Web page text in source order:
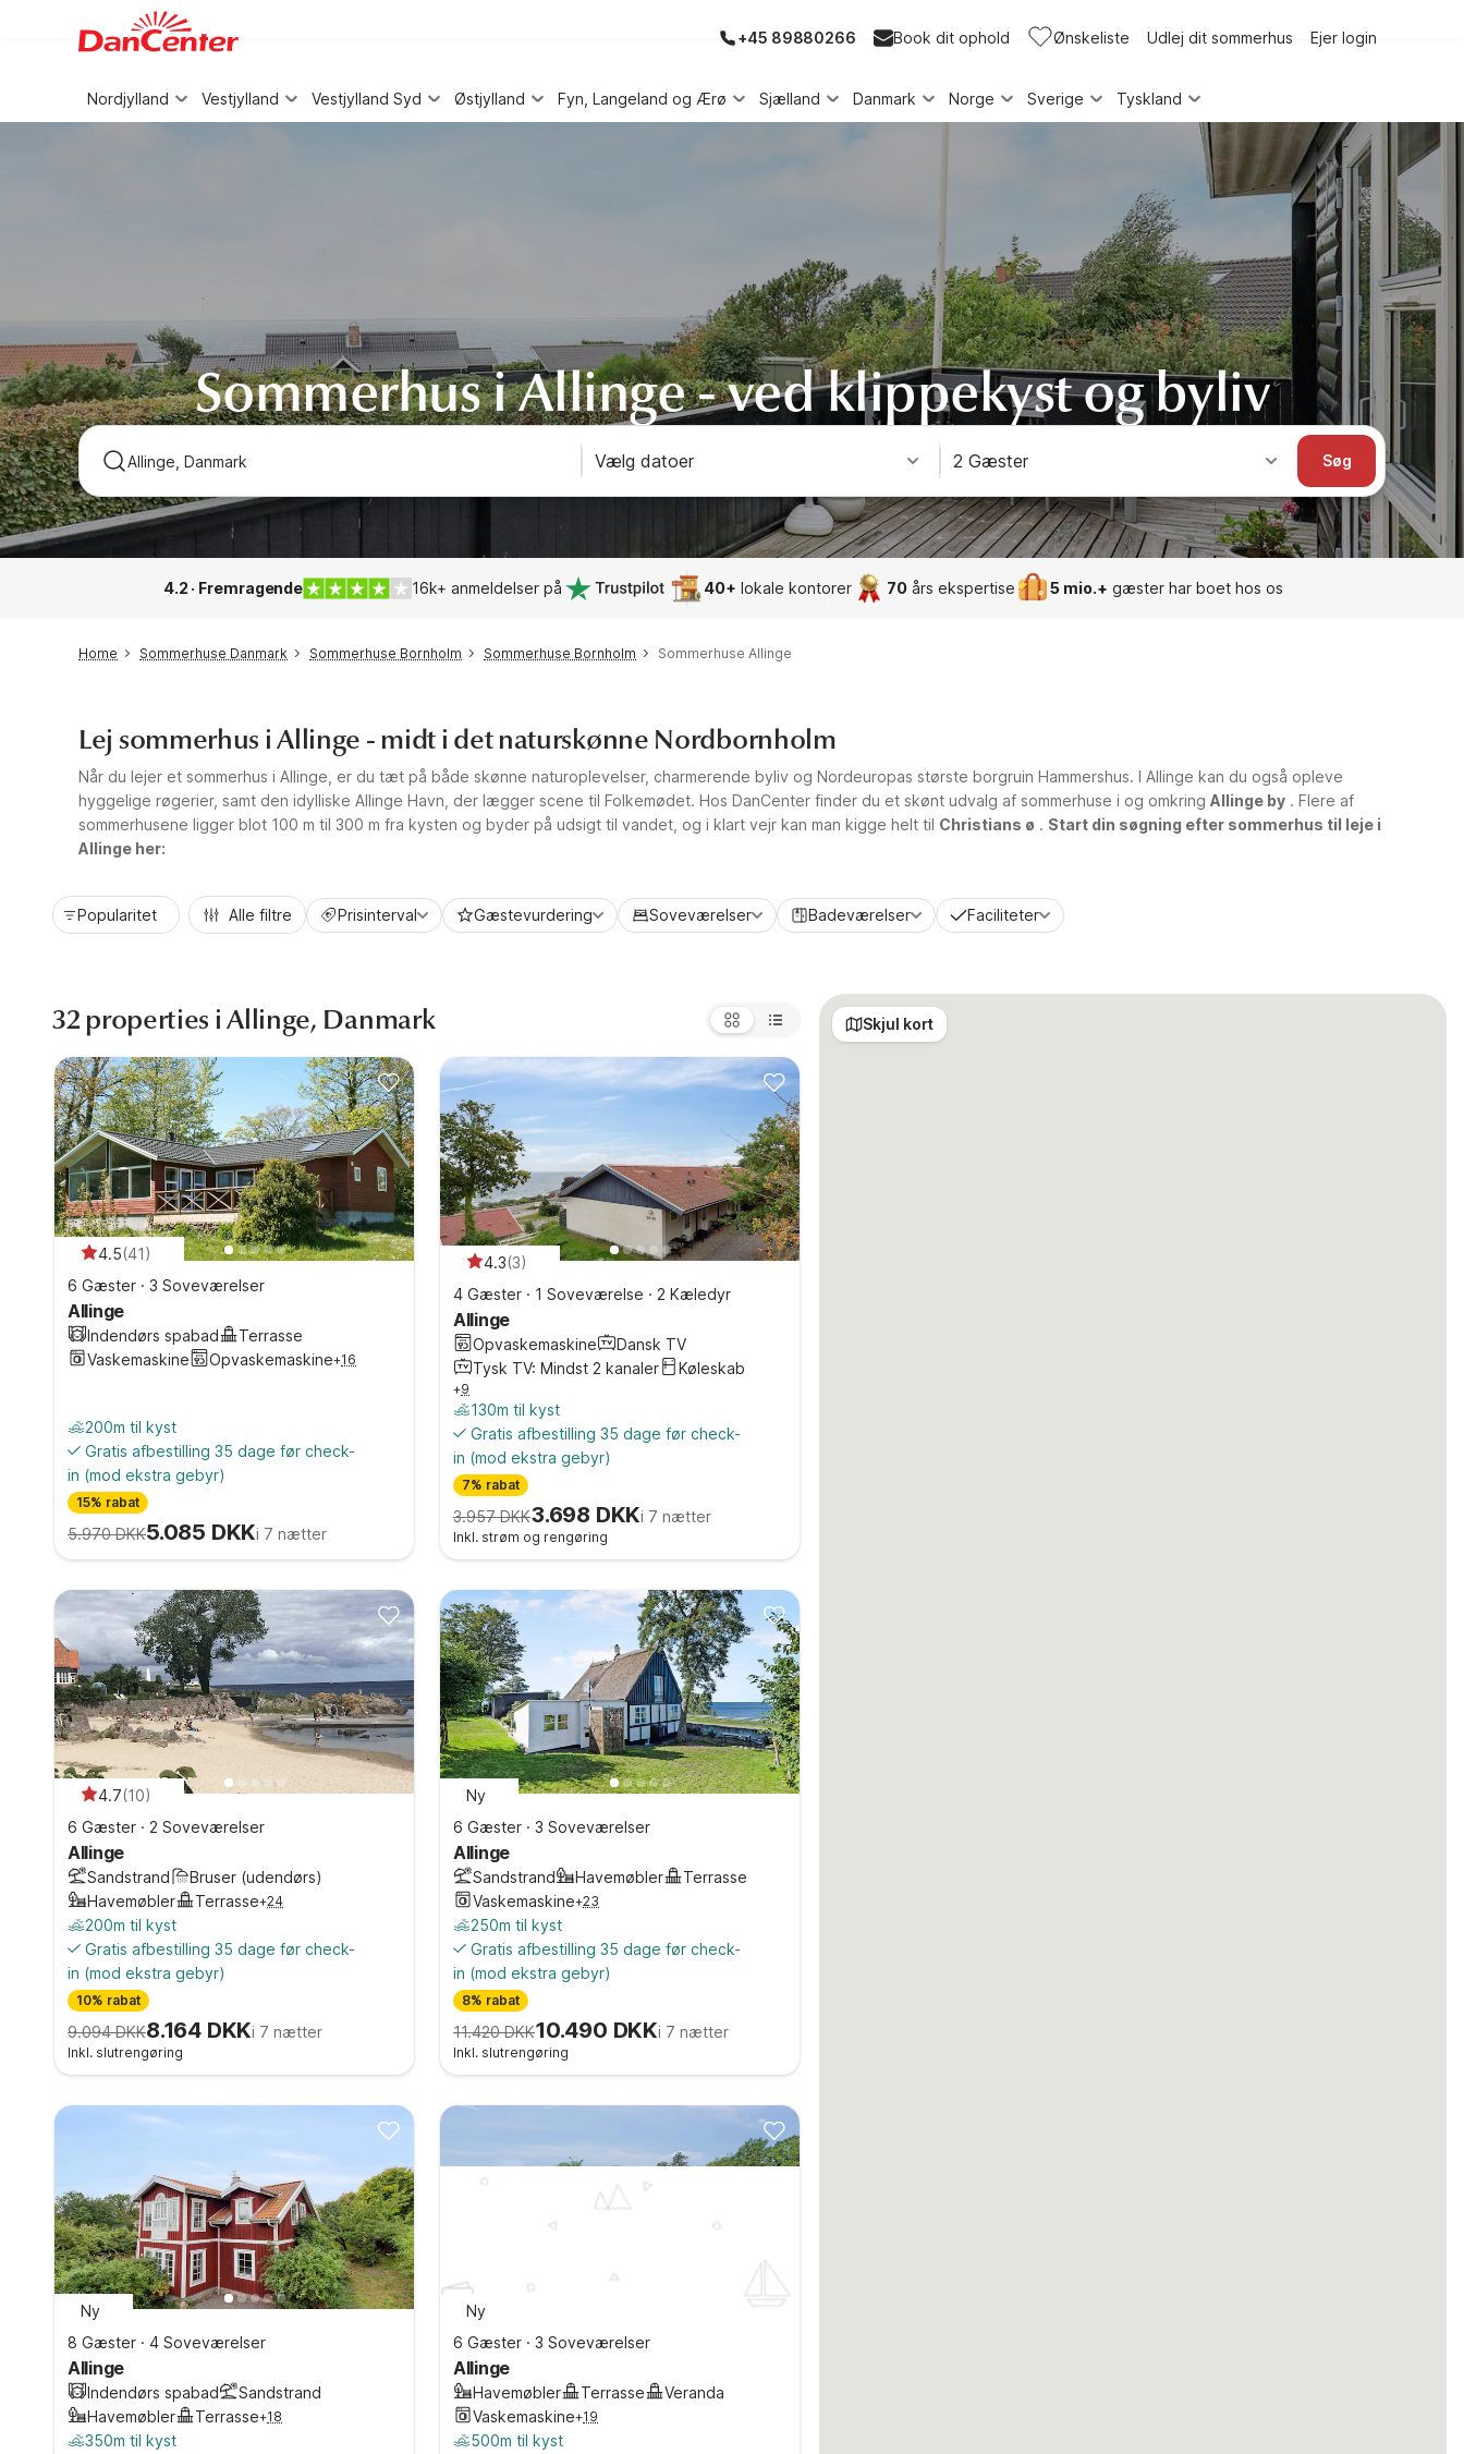
WIZARD MEMBER
+45 89880266 Book dit ophold Ønskeliste Udlej dit sommerhus Ejer login
Nordjylland Vestjylland Vestjylland Syd Østjylland Fyn, Langeland og Ærø Sjælland Danmark Norge Sverige Tyskland
Sommerhus i Allinge - ved klippekyst og byliv
Vælg datoer 2 Gæster Søg
4.2 · Fremragende 16k+ anmeldelser på 40+ lokale kontorer 70 års ekspertise 5 mio.+ gæster har boet hos os
Home Sommerhuse Danmark Sommerhuse Bornholm Sommerhuse Bornholm Sommerhuse Allinge
Lej sommerhus i Allinge - midt i det naturskønne Nordbornholm
Når du lejer et sommerhus i Allinge, er du tæt på både skønne naturoplevelser, charmerende byliv og Nordeuropas største borgruin Hammershus. I Allinge kan du også opleve
hyggelige røgerier, samt den idylliske Allinge Havn, der lægger scene til Folkemødet. Hos DanCenter finder du et skønt udvalg af sommerhuse i og omkring Allinge by . Flere af
sommerhusene ligger blot 100 m til 300 m fra kysten og byder på udsigt til vandet, og i klart vejr kan man kigge helt til Christians ø . Start din søgning efter sommerhus til leje i
Allinge her:
Popularitet Alle filtre Prisinterval Gæstevurdering Soveværelser Badeværelser Faciliteter
32 properties i Allinge, Danmark
4.5(41)
6 Gæster · 3 Soveværelser
Allinge
Indendørs spabad
Terrasse
Vaskemaskine
Opvaskemaskine+16
200m til kyst
Gratis afbestilling 35 dage før check-
in (mod ekstra gebyr)
15% rabat
5.970 DKK5.085 DKKi 7 nætter
4.3(3)
4 Gæster · 1 Soveværelse · 2 Kæledyr
Allinge
Opvaskemaskine
Dansk TV
Tysk TV: Mindst 2 kanaler
Køleskab
+9
130m til kyst
Gratis afbestilling 35 dage før check-
in (mod ekstra gebyr)
7% rabat
3.957 DKK3.698 DKKi 7 nætter
Inkl. strøm og rengøring
4.7(10)
6 Gæster · 2 Soveværelser
Allinge
Sandstrand
Bruser (udendørs)
Havemøbler
Terrasse+24
200m til kyst
Gratis afbestilling 35 dage før check-
in (mod ekstra gebyr)
10% rabat
9.094 DKK8.164 DKKi 7 nætter
Inkl. slutrengøring
Ny
6 Gæster · 3 Soveværelser
Allinge
Sandstrand Havemøbler
Terrasse
Vaskemaskine+23
250m til kyst
Gratis afbestilling 35 dage før check-
in (mod ekstra gebyr)
8% rabat
11.420 DKK10.490 DKKi 7 nætter
Inkl. slutrengøring
Ny
8 Gæster · 4 Soveværelser
Allinge
Indendørs spabad
Sandstrand
Havemøbler
Terrasse+18
350m til kyst
Ny
6 Gæster · 3 Soveværelser
Allinge
Havemøbler Terrasse
Veranda
Vaskemaskine+19
500m til kyst
Skjul kort